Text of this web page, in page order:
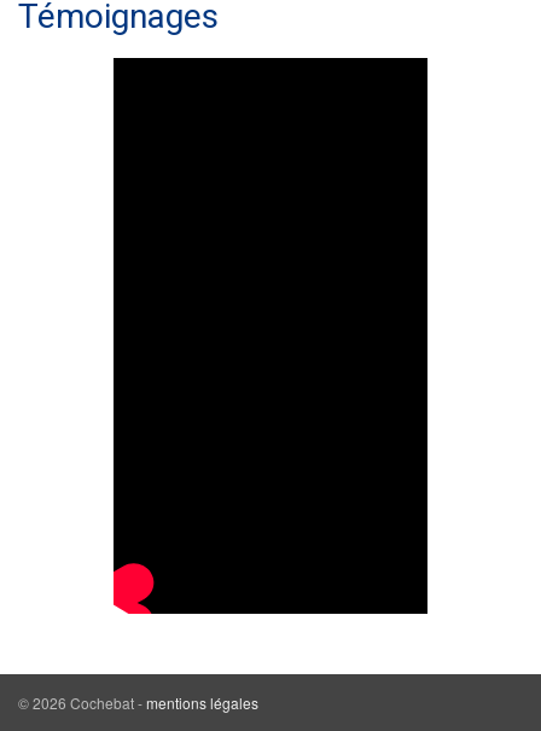
Témoignages
© 2026 Cochebat -mentions légales